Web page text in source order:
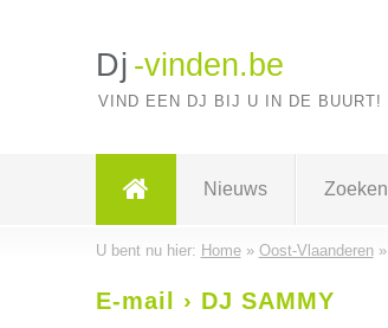
Dj -vinden.be
VIND EEN DJ BIJ U IN DE BUURT!
Nieuws Zoeken
U bent nu hier: Home» Oost-Vlaanderen»
E-mail › DJ SAMMY